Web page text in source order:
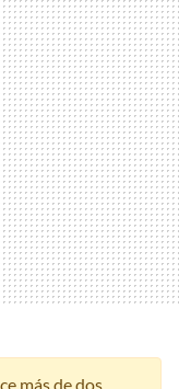
más de dos